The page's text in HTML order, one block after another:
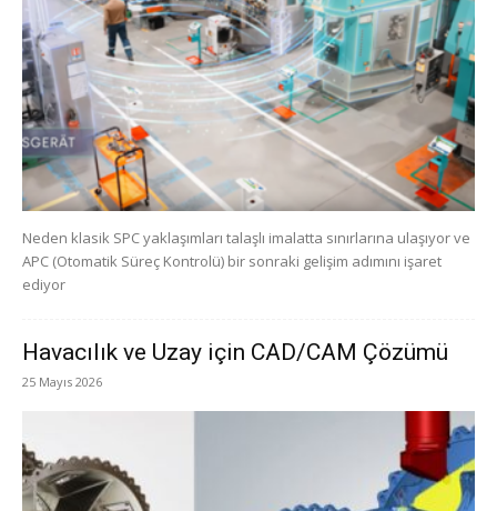
Neden klasik SPC yaklaşımları talaşlı imalatta sınırlarına ulaşıyor ve
APC (Otomatik Süreç Kontrolü) bir sonraki gelişim adımını işaret
ediyor
Havacılık ve Uzay için CAD/CAM Çözümü
25 Mayıs 2026